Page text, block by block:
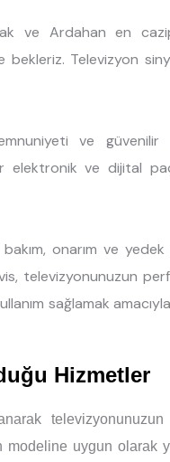
ve Ardahan en
bekleriz. Televizyon
ve
ve dijital
onarım ve
televizyonunuzun
sağlamak
Hizmetler
televizyonunuzun
uygun olarak